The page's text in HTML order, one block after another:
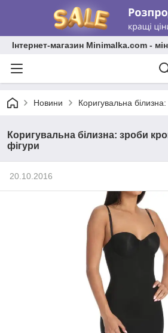
Інтернет-магазин Minimalka.com -
Новини Коригувальна
Коригувальна білизна: зроби
фігури
20.10.2016